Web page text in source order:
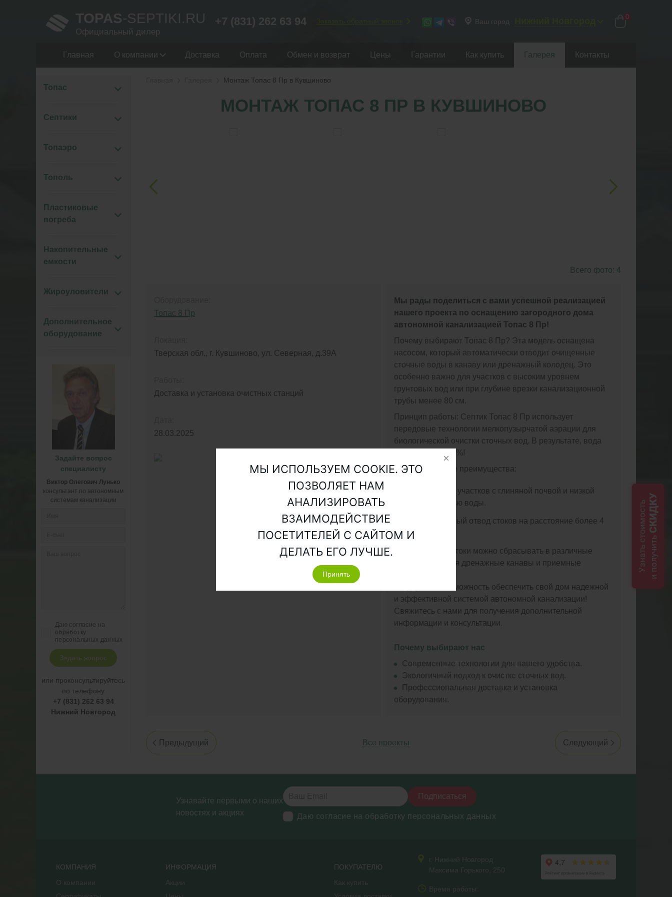
TOPAS-SEPTIKI.RU
Официальный дилер
+7 (831) 262 63 94 Ваш город
0
Главная О компании Доставка Оплата Обмен и возврат Цены Гарантии Как купить Галерея Контакты
Топас
Септики
Топаэро
Тополь
Пластиковые
погреба
Накопительные
емкости
Жироуловители
Дополнительное
оборудование
Задайте вопрос
специалисту
Виктор Олегович Лунько
консультант по автономным
системам канализации
Даю согласие на
обработку
персональных данных
Задать вопрос
или проконсультируйтесь
по телефону
+7 (831) 262 63 94
Нижний Новгород
Монтаж Топас 8 Пр в Кувшиново
МОНТАЖ ТОПАС 8 ПР В КУВШИНОВО
Всего фото: 4
Топас 8 Пр
Тверская обл., г. Кувшиново, ул. Северная, д.39А
Доставка и установка очистных станций
28.03.2025
Мы рады поделиться с вами успешной реализацией
нашего проекта по оснащению загородного дома
автономной канализацией Топас 8 Пр!
Почему выбирают Топас 8 Пр? Эта модель оснащена
насосом, который автоматически отводит очищенные
сточные воды в канаву или дренажный колодец. Это
особенно важно для участков с высоким уровнем
грунтовых вод или при глубине врезки канализационной
трубы менее 80 см.
Принцип работы: Септик Топас 8 Пр использует
передовые технологии мелкопузырчатой аэрации для
биологической очистки сточных вод. В результате, вода
очищается до 98%!
Дополнительные преимущества:
Подходит для участков с глиняной почвой и низкой
проходимостью воды.
Принудительный отвод стоков на расстояние более 4
метров.
Очищенные стоки можно сбрасывать в различные
точки, включая дренажные канавы и приемные
Не упустите возможность обеспечить свой дом надежной
и эффективной системой автономной канализации!
Свяжитесь с нами для получения дополнительной
информации и консультации.
Почему выбирают нас
Современные технологии для вашего удобства.
Экологичный подход к очистке сточных вод.
Профессиональная доставка и установка
оборудования.
Предыдущий Все проекты Следующий
Узнавайте первыми о наших
новостях и акциях
Подписаться
Даю согласие на обработку персональных данных
КОМПАНИЯ
ИНФОРМАЦИЯ
ПОКУПАТЕЛЮ
Узнать стоимостьи получить
СКИДКУ
МЫ ИСПОЛЬЗУЕМ COOKIE. ЭТО
ПОЗВОЛЯЕТ НАМ
АНАЛИЗИРОВАТЬ
ВЗАИМОДЕЙСТВИЕ
ПОСЕТИТЕЛЕЙ С САЙТОМ И
ДЕЛАТЬ ЕГО ЛУЧШЕ.
Принять